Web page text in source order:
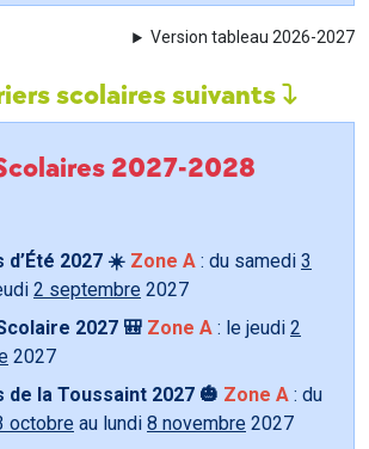
Version tableau 2026-2027
scolaires suivants
2027-2028
d’Été 2027 ☀️ Zone A : du samedi 3
2 septembre 2027
2027 🎒 Zone A : le jeudi 2
2027
de la Toussaint 2027 🎃 Zone A : du
octobre au lundi 8 novembre 2027